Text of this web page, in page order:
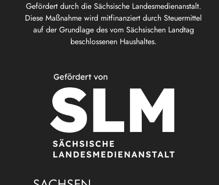
Gefördert durch die Sächsische Landesmedienanstalt.
Diese Maßnahme wird mitfinanziert durch Steuermittel
auf der Grundlage des vom Sächsischen Landtag
beschlossenen Haushaltes.